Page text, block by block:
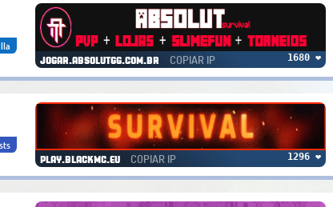
jogar.absolutgg.com.br COPIAR IP 1680 ❤
play.blackmc.eu COPIAR IP 1296 ❤